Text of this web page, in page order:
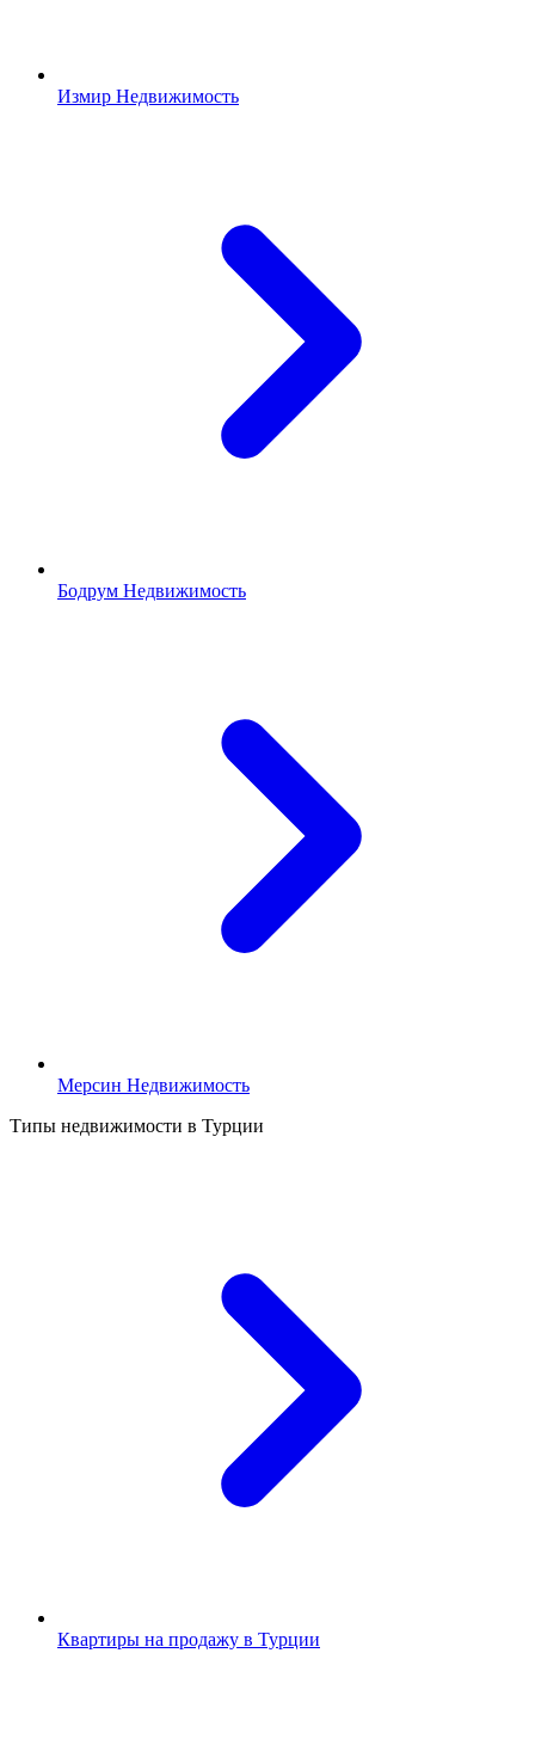
Измир Недвижимость
Бодрум Недвижимость
Мерсин Недвижимость
Типы недвижимости в Турции
Квартиры на продажу в Турции